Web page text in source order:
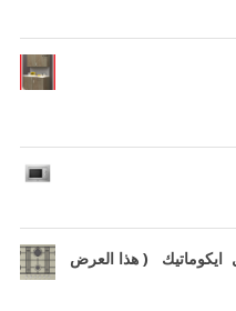
ستيل ايكوماتيك ( هذا العرض